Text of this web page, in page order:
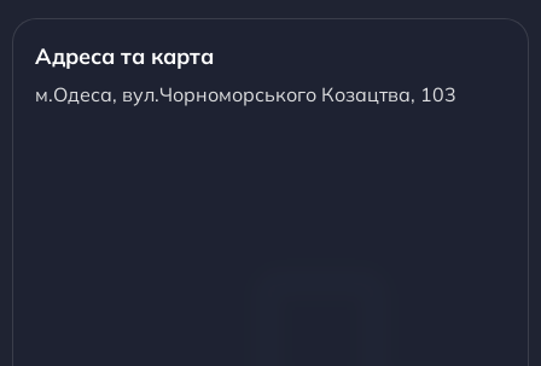
Адреса та карта
м.Одеса, вул.Чорноморського Козацтва, 103